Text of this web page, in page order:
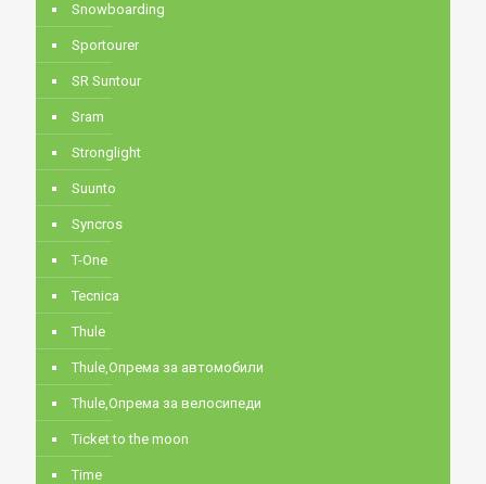
Snowboarding
Sportourer
SR Suntour
Sram
Stronglight
Suunto
Syncros
T-One
Tecnica
Thule
Thule,Опрема за автомобили
Thule,Опрема за велосипеди
Ticket to the moon
Time